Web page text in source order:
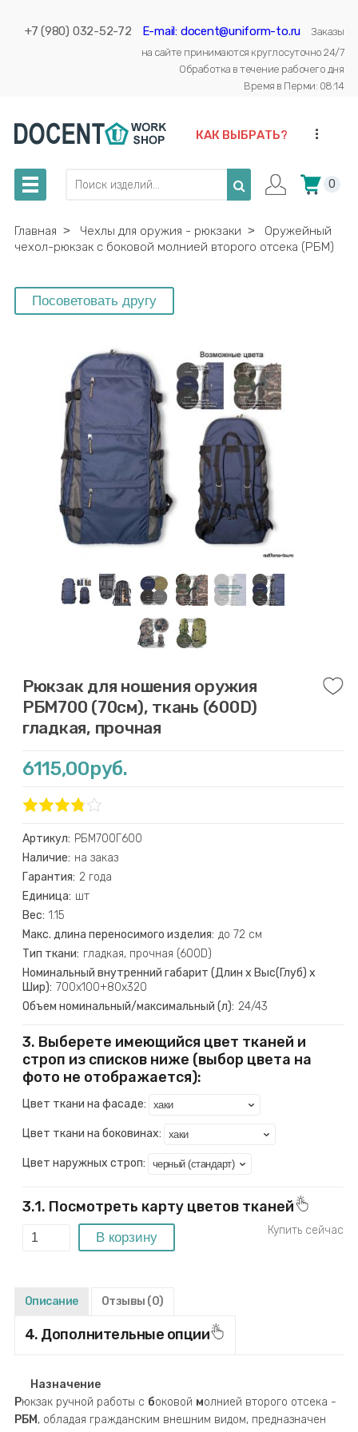
+7 (980) 032-52-72 E-mail: docent@uniform-to.ru
Заказы
на сайте принимаются круглосуточно 24/7
Обработка в течение рабочего дня
Время в Перми: 08:14
КАК ВЫБРАТЬ? ...
0
Главная ˃ Чехлы для оружия - рюкзаки ˃
Оружейный
чехол-рюкзак с боковой молнией второго отсека (РБМ)
Рюкзак для ношения оружия
РБМ700 (70см), ткань (600D)
гладкая, прочная
6115,00руб.
Артикул: РБМ700Г600
Наличие: на заказ
Гарантия: 2 года
Единица: шт
Вес: 1.15
Макс. длина переносимого изделия: до 72 см
Тип ткани: гладкая, прочная (600D)
Номинальный внутренний габарит (Длин х Выс(Глуб) х
Шир): 700х100+80х320
Объем номинальный/максимальный (л): 24/43
3. Выберете имеющийся цвет тканей и
строп из списков ниже (выбор цвета на
фото не отображается):
Цвет ткани на фасаде:
Цвет ткани на боковинах:
Цвет наружных строп:
3.1. Посмотреть карту цветов тканей
Описание Отзывы (0)
4. Дополнительные опции
Назначение
Рюкзак ручной работы c боковой молнией второго отсека -
РБМ, обладая гражданским внешним видом, предназначен